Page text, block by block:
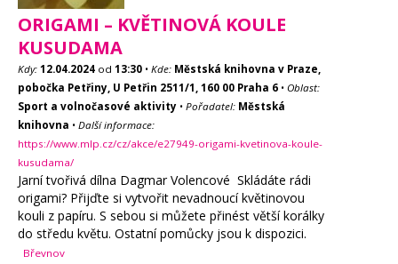
ORIGAMI – KVĚTINOVÁ KOULE
KUSUDAMA
Kdy: 12.04.2024 od 13:30 • Kde: Městská knihovna v Praze,
pobočka Petřiny, U Petřin 2511/1, 160 00 Praha 6 • Oblast:
Sport a volnočasové aktivity • Pořadatel: Městská
knihovna • Další informace:
https://www.mlp.cz/cz/akce/e27949-origami-kvetinova-koule-
kusudama/
Jarní tvořivá dílna Dagmar Volencové Skládáte rádi
origami? Přijďte si vytvořit nevadnoucí květinovou
kouli z papíru. S sebou si můžete přinést větší korálky
do středu květu. Ostatní pomůcky jsou k dispozici.
Břevnov